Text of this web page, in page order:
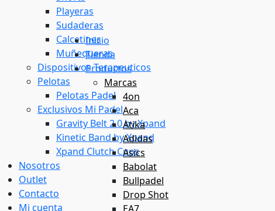
Playeras
Sudaderas
Calcetines
Muñequeras
Dispositivos Terapeuticos
Pelotas
Pelotas Padel
Exclusivos Mi Padel
Gravity Belt 2.0 by Xpand
Kinetic Band by Xpand
Xpand Clutch Cups
Nosotros
Outlet
Contacto
Mi cuenta
Inicio
Tienda
Productos
Marcas
4on
Aca
Atika
Adidas
Asics
Babolat
Bullpadel
Drop Shot